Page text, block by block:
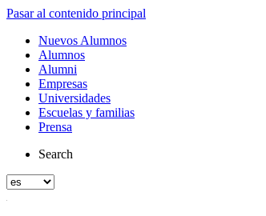
Pasar al contenido principal
Nuevos Alumnos
Alumnos
Alumni
Empresas
Universidades
Escuelas y familias
Prensa
Search